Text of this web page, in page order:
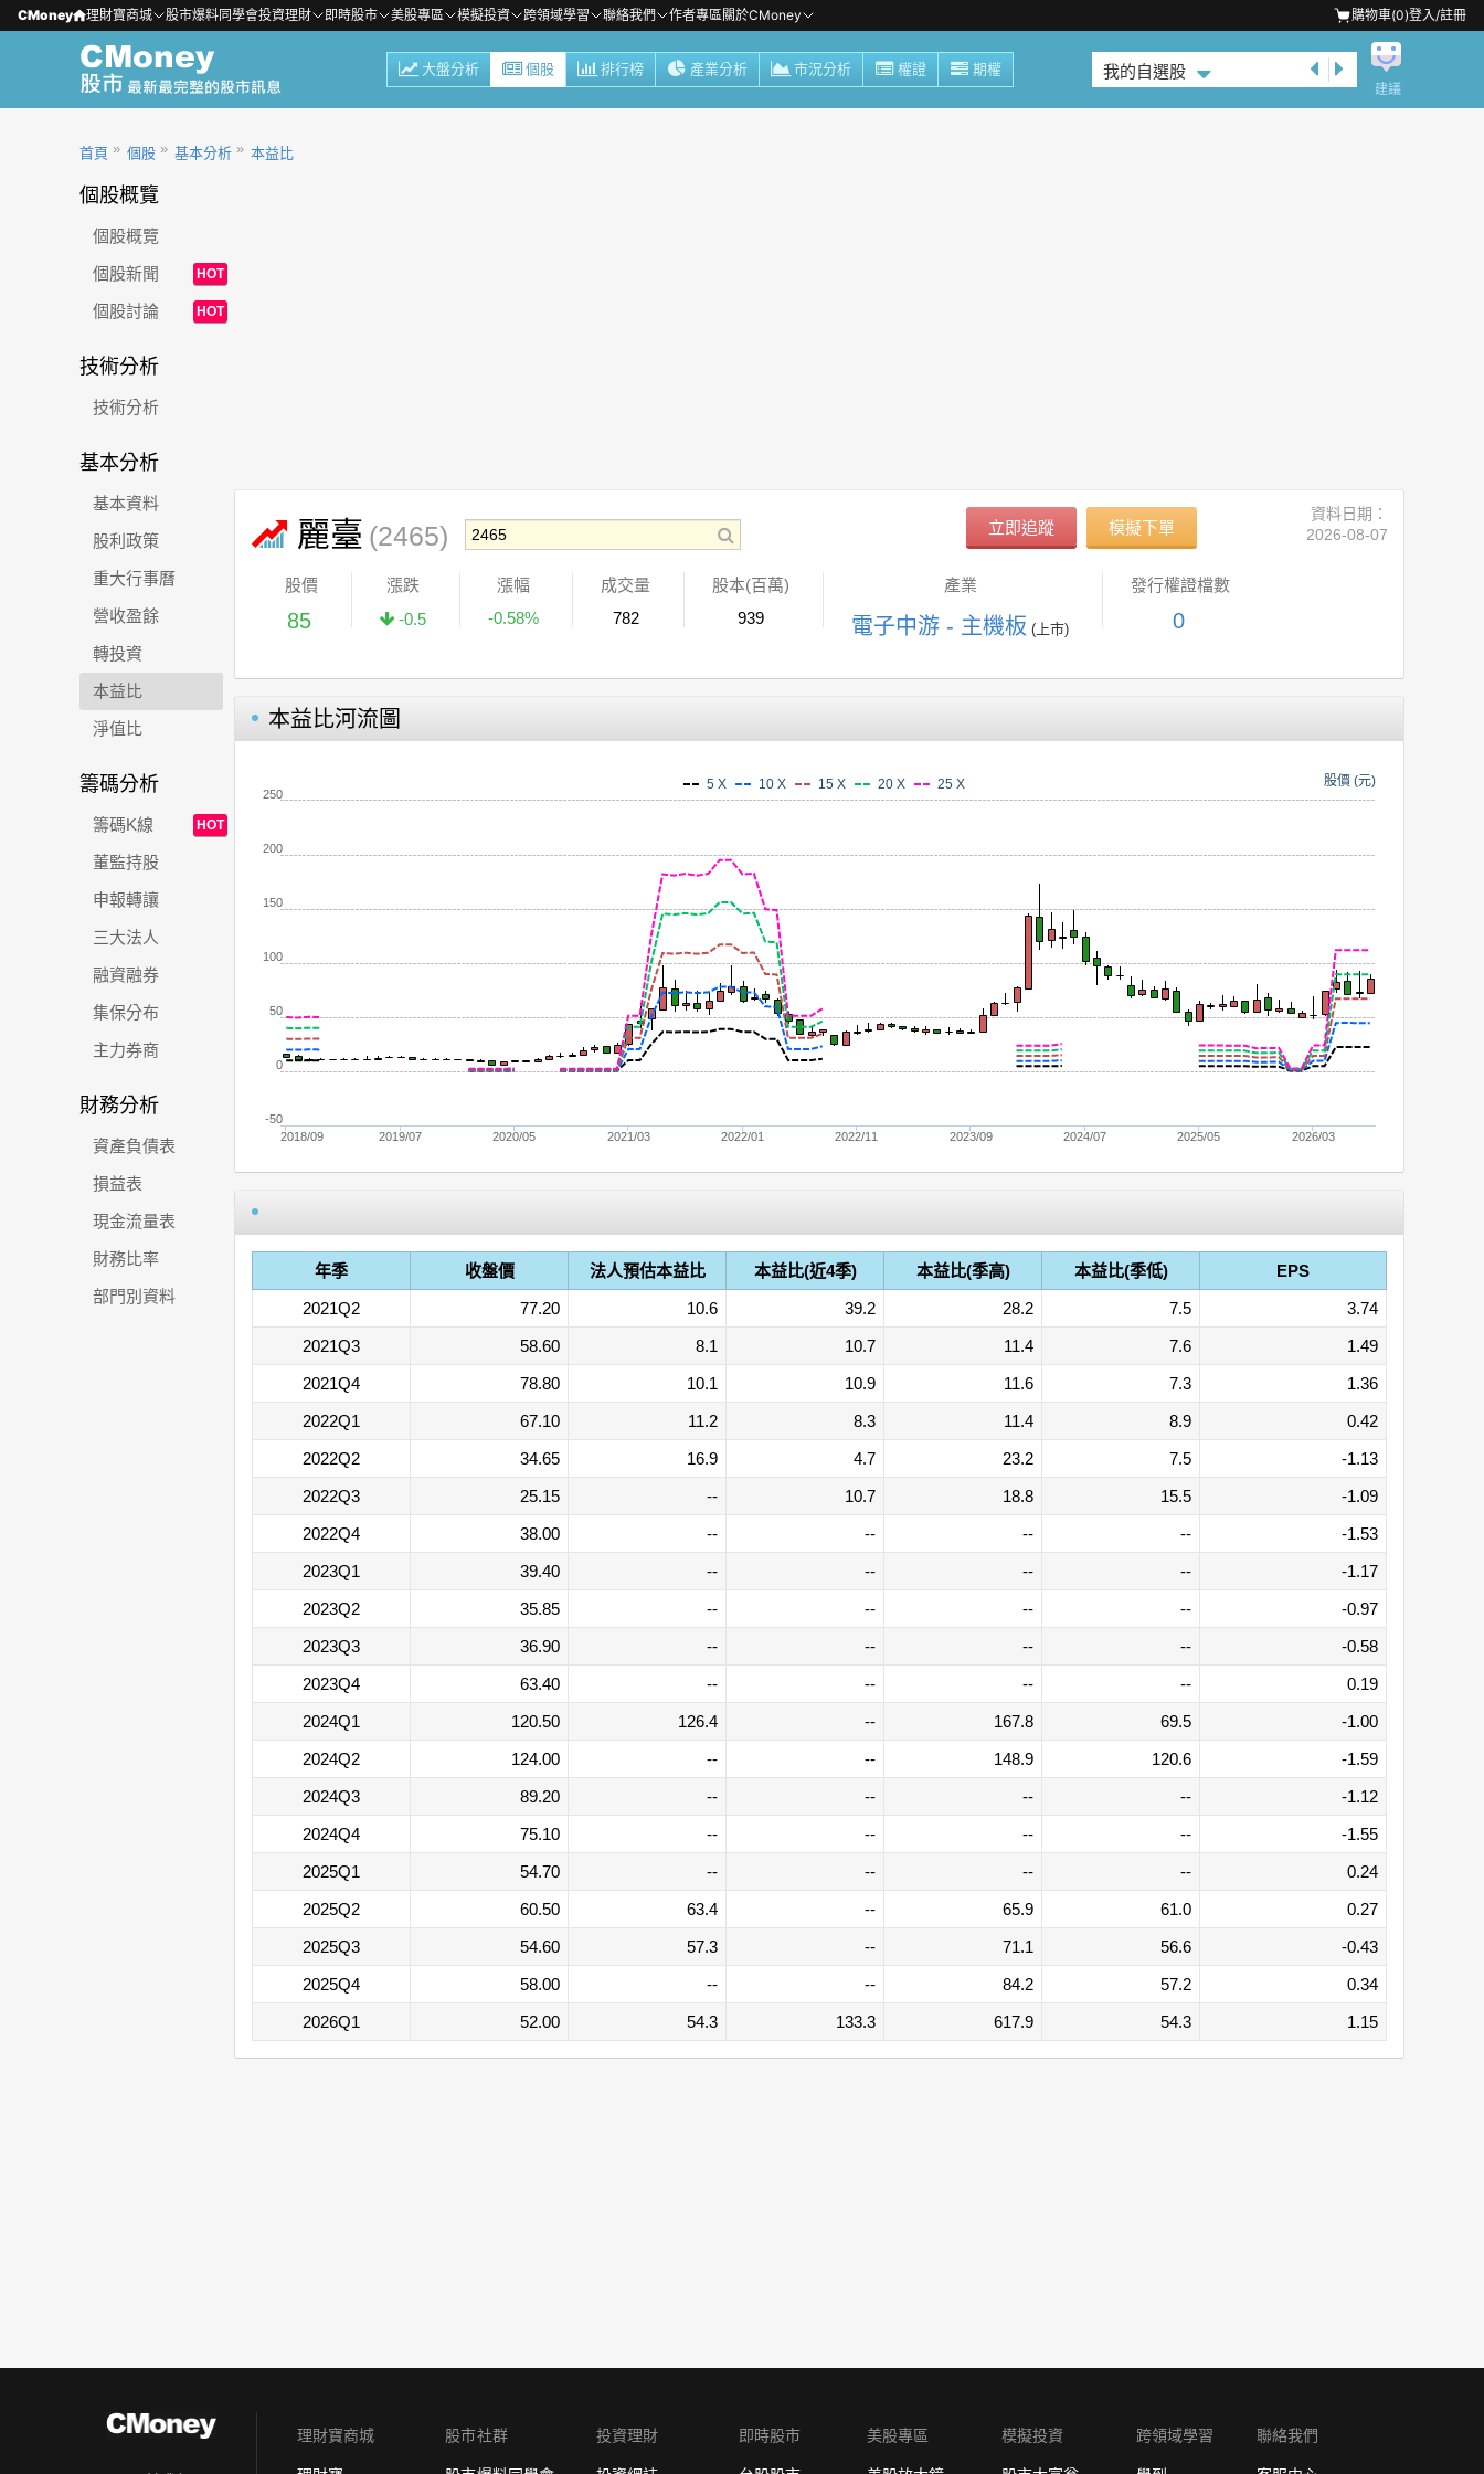
CMoney 理財寶商城 股市爆料同學會投資理財 即時股市 美股專區 模擬投資 跨領域學習 聯絡我們 作者專區關於CMoney 購物車(0)登入/註冊
大盤分析 個股 排行榜 產業分析 市況分析 權證 期權 我的自選股
建議
首頁 個股 基本分析 本益比
個股概覽
個股概覽
個股新聞
HOT
個股討論 HOT
技術分析
技術分析
基本分析
基本資料
股利政策
重大行事曆
營收盈餘
轉投資
本益比
淨值比
籌碼分析
籌碼K線 HOT
董監持股
申報轉讓
三大法人
融資融券
集保分布
主力券商
財務分析
資產負債表
損益表
現金流量表
財務比率
部門別資料
麗臺 (2465) 立即追蹤 模擬下單
資料日期：
2026-08-07
股價
85
漲跌
-0.5
漲幅
-0.58%
成交量
782
股本(百萬)
939
產業
電子中游 - 主機板 (上市)
發行權證檔數
0
本益比河流圖
股價 (元)
5 X 10 X 15 X 20 X 25 X
2018/09 2019/07 2020/05 2021/03 2022/01 2022/11 2023/09 2024/07 2025/05 2026/03
-50
0
50
100
150
200
250
年季 收盤價 法人預估本益比 本益比(近4季) 本益比(季高) 本益比(季低)
EPS
2021Q2
77.20 10.6 39.2 28.2 7.5
3.74
2021Q3
58.60 8.1 10.7 11.4 7.6
1.49
2021Q4
78.80 10.1 10.9 11.6 7.3
1.36
2022Q1
67.10 11.2 8.3 11.4 8.9
0.42
2022Q2
34.65 16.9 4.7 23.2 7.5
-1.13
2022Q3
25.15 -- 10.7 18.8 15.5
-1.09
2022Q4
38.00 -- -- -- --
-1.53
2023Q1
39.40 -- -- -- --
-1.17
2023Q2
35.85 -- -- -- --
-0.97
2023Q3
36.90 -- -- -- --
-0.58
2023Q4
63.40 -- -- -- --
0.19
2024Q1
120.50 126.4 -- 167.8 69.5
-1.00
2024Q2
124.00 -- -- 148.9 120.6
-1.59
2024Q3
89.20 -- -- -- --
-1.12
2024Q4
75.10 -- -- -- --
-1.55
2025Q1
54.70 -- -- -- --
0.24
2025Q2
60.50 63.4 -- 65.9 61.0
0.27
2025Q3
54.60 57.3 -- 71.1 56.6
-0.43
2025Q4
58.00 -- -- 84.2 57.2
0.34
2026Q1
52.00 54.3 133.3 617.9 54.3 1.15
理財寶商城 股市社群 投資理財 即時股市 美股專區 模擬投資 跨領域學習 聯絡我們